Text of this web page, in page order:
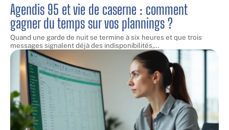
Agendis 95 et vie de caserne : comment
gagner du temps sur vos plannings ?
Quand une garde de nuit se termine à six heures et que trois
messages signalent déjà des indisponibilités,…